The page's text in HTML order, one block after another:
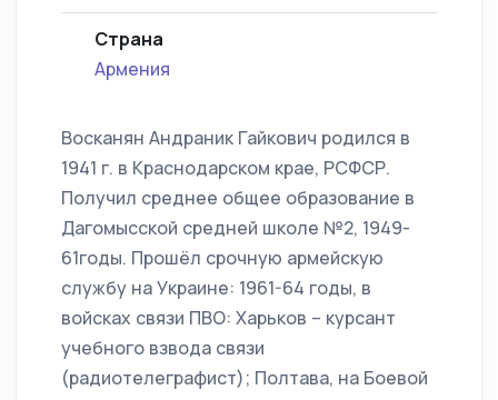
Страна
Армения
Восканян Андраник Гайкович родился в
1941 г. в Краснодарском крае, РСФСР.
Получил среднее общее образование в
Дагомысской средней школе №2, 1949-
61годы. Прошёл срочную армейскую
службу на Украине: 1961-64 годы, в
войсках связи ПВО: Харьков – курсант
учебного взвода связи
(радиотелеграфист); Полтава, на Боевой